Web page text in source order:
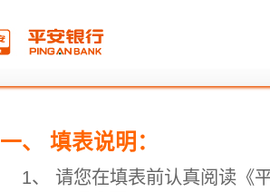
一、 填表说明：
1、 请您在填表前认真阅读《